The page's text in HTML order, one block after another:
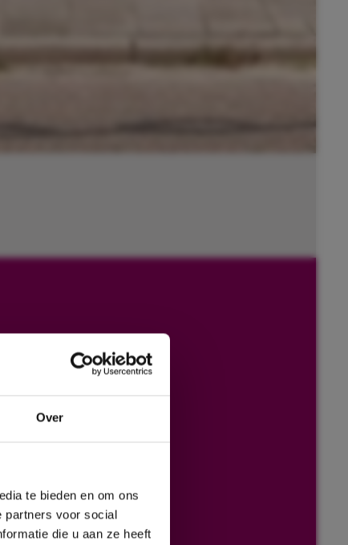
Over
te bieden en om ons
partners voor social
die u aan ze heeft